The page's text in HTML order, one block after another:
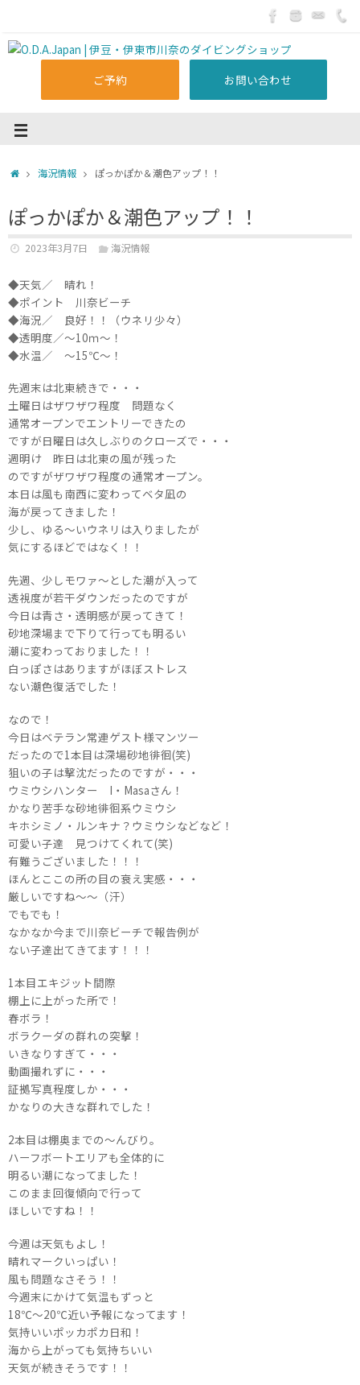
ご予約 お問い合わせ
海況情報 ぽっかぽか＆潮色アップ！！
ぽっかぽか＆潮色アップ！！
2023年3月7日 海況情報
◆天気／ 晴れ！
◆ポイント 川奈ビーチ
◆海況／ 良好！！（ウネリ少々）
◆透明度／～10ｍ～！
◆水温／ ～15℃～！
先週末は北東続きで・・・
土曜日はザワザワ程度 問題なく
通常オープンでエントリーできたの
ですが日曜日は久しぶりのクローズで・・・
週明け 昨日は北東の風が残った
のですがザワザワ程度の通常オープン。
本日は風も南西に変わってベタ凪の
海が戻ってきました！
少し、ゆる～いウネリは入りましたが
気にするほどではなく！！
先週、少しモワァ～とした潮が入って
透視度が若干ダウンだったのですが
今日は青さ・透明感が戻ってきて！
砂地深場まで下りて行っても明るい
潮に変わっておりました！！
白っぽさはありますがほぼストレス
ない潮色復活でした！
なので！
今日はベテラン常連ゲスト様マンツー
だったので1本目は深場砂地徘徊(笑)
狙いの子は撃沈だったのですが・・・
ウミウシハンター I・Masaさん！
かなり苦手な砂地徘徊系ウミウシ
キホシミノ・ルンキナ？ウミウシなどなど！
可愛い子達 見つけてくれて(笑)
有難うございました！！！
ほんとここの所の目の衰え実感・・・
厳しいですね～～（汗）
でもでも！
なかなか今まで川奈ビーチで報告例が
ない子達出てきてます！！！
1本目エキジット間際
棚上に上がった所で！
春ボラ！
ボラクーダの群れの突撃！
いきなりすぎて・・・
動画撮れずに・・・
証拠写真程度しか・・・
かなりの大きな群れでした！
2本目は棚奥までの～んびり。
ハーフボートエリアも全体的に
明るい潮になってました！
このまま回復傾向で行って
ほしいですね！！
今週は天気もよし！
晴れマークいっぱい！
風も問題なさそう！！
今週末にかけて気温もずっと
18℃～20℃近い予報になってます！
気持いいポッカポカ日和！
海から上がっても気持ちいい
天気が続きそうです！！